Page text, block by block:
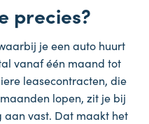
precies?
je een auto huurt
vanaf één maand tot
leasecontracten, die
lopen, zit je bij
aan vast. Dat maakt het